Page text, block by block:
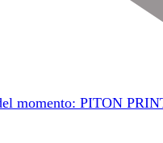
momento: PITON